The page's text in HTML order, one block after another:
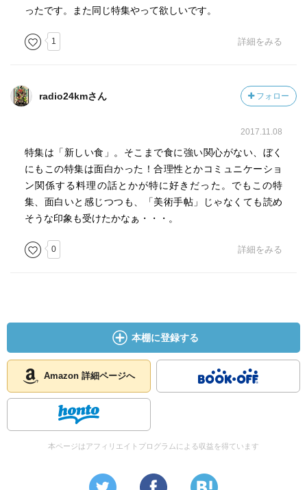
ったです。また同じ特集やって欲しいです。
1 詳細をみる
radio24kmさん フォロー
2017.11.08
特集は「新しい食」。そこまで食に強い関心がない、ぼく
にもこの特集は面白かった！合理性とかコミュニケーショ
ン関係する料理の話とかが特に好きだった。でもこの特
集、面白いと感じつつも、「美術手帖」じゃなくても読め
そうな印象も受けたかなぁ・・・。
0 詳細をみる
本棚に登録する
Amazon 詳細ページへ
本ページはアフィリエイトプログラムによる収益を得ています